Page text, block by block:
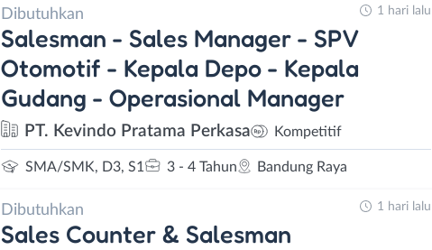
Dibutuhkan
Salesman - Sales Manager - SPV
Otomotif - Kepala Depo - Kepala
Gudang - Operasional Manager
PT. Kevindo Pratama Perkasa Kompetitif
SMA/SMK, D3, S1 3 - 4 Tahun Bandung Raya
1 hari lalu
Dibutuhkan
Sales Counter & Salesman
1 hari lalu